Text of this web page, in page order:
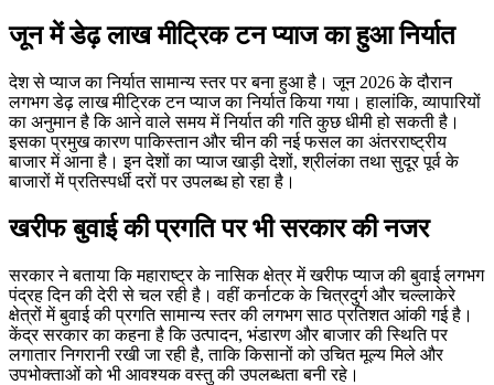
जून में डेढ़ लाख मीट्रिक टन प्याज का हुआ निर्यात
देश से प्याज का निर्यात सामान्य स्तर पर बना हुआ है। जून 2026 के दौरान
लगभग डेढ़ लाख मीट्रिक टन प्याज का निर्यात किया गया। हालांकि, व्यापारियों
का अनुमान है कि आने वाले समय में निर्यात की गति कुछ धीमी हो सकती है।
इसका प्रमुख कारण पाकिस्तान और चीन की नई फसल का अंतरराष्ट्रीय
बाजार में आना है। इन देशों का प्याज खाड़ी देशों, श्रीलंका तथा सुदूर पूर्व के
बाजारों में प्रतिस्पर्धी दरों पर उपलब्ध हो रहा है।
खरीफ बुवाई की प्रगति पर भी सरकार की नजर
सरकार ने बताया कि महाराष्ट्र के नासिक क्षेत्र में खरीफ प्याज की बुवाई लगभग
पंद्रह दिन की देरी से चल रही है। वहीं कर्नाटक के चित्रदुर्ग और चल्लाकेरे
क्षेत्रों में बुवाई की प्रगति सामान्य स्तर की लगभग साठ प्रतिशत आंकी गई है।
केंद्र सरकार का कहना है कि उत्पादन, भंडारण और बाजार की स्थिति पर
लगातार निगरानी रखी जा रही है, ताकि किसानों को उचित मूल्य मिले और
उपभोक्ताओं को भी आवश्यक वस्तु की उपलब्धता बनी रहे।